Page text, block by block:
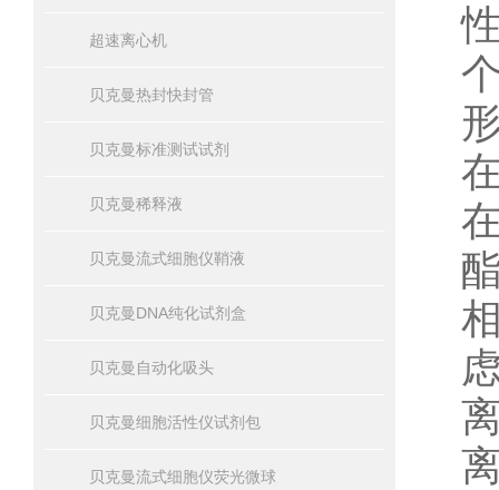
超速离心机
贝克曼热封快封管
贝克曼标准测试试剂
贝克曼稀释液
贝克曼流式细胞仪鞘液
贝克曼DNA纯化试剂盒
贝克曼自动化吸头
贝克曼细胞活性仪试剂包
贝克曼流式细胞仪荧光微球